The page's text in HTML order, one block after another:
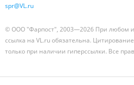
spr@VL.ru
© ООО "Фарпост", 2003—2026 При любом
ссылка на VL.ru обязательна.
только при наличии гиперссылки. Все